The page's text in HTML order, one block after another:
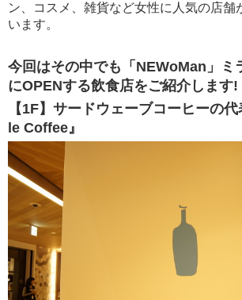
ン、コスメ、雑貨など女性に人気の店舗
います。
今回はその中でも「NEWoMan」ミ
にOPENする飲食店をご紹介します!
【1F】サードウェーブコーヒーの
le Coffee』